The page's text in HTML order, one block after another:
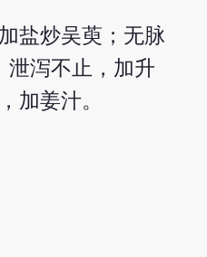
盐炒吴萸；无脉
泄泻不止，加升
加姜汁。